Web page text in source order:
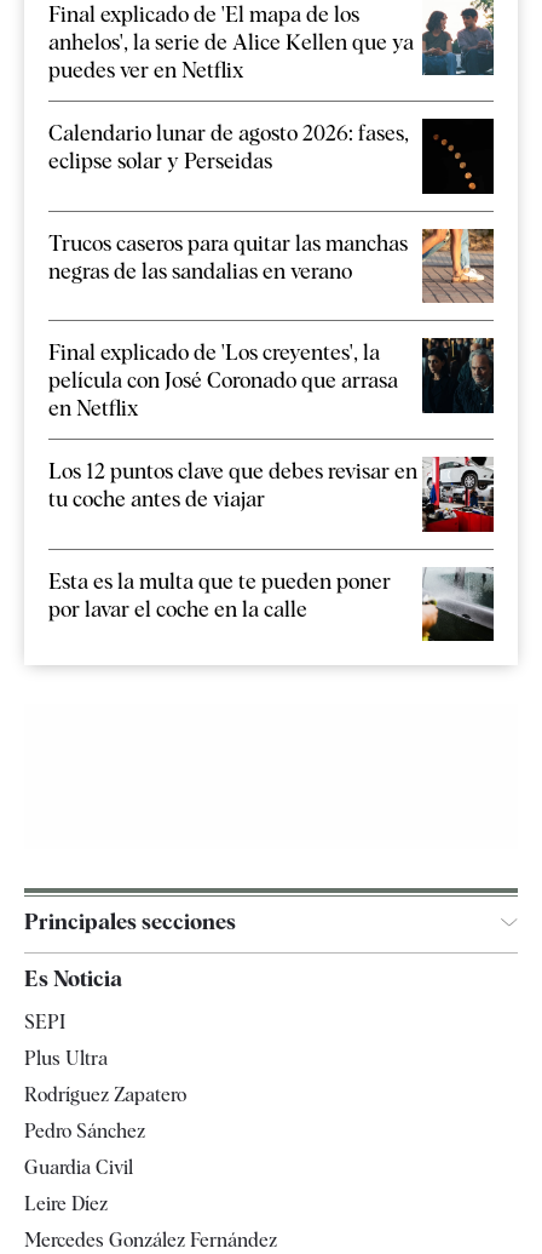
Final explicado de 'El mapa de los
anhelos', la serie de Alice Kellen que ya
puedes ver en Netflix
Calendario lunar de agosto 2026: fases,
eclipse solar y Perseidas
Trucos caseros para quitar las manchas
negras de las sandalias en verano
Final explicado de 'Los creyentes', la
película con José Coronado que arrasa
en Netflix
Los 12 puntos clave que debes revisar en
tu coche antes de viajar
Esta es la multa que te pueden poner
por lavar el coche en la calle
Principales secciones
España
Televisión
Es Noticia
SEPI
Plus Ultra
Rodríguez Zapatero
Pedro Sánchez
Guardia Civil
Leire Díez
Mercedes González Fernández